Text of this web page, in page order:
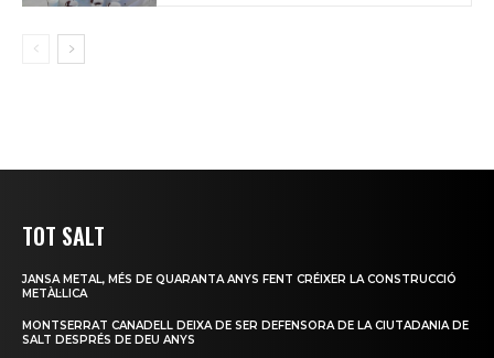
TOT SALT
JANSA METAL, MÉS DE QUARANTA ANYS FENT CRÉIXER LA CONSTRUCCIÓ
METÀL·LICA
MONTSERRAT CANADELL DEIXA DE SER DEFENSORA DE LA CIUTADANIA DE
SALT DESPRÉS DE DEU ANYS